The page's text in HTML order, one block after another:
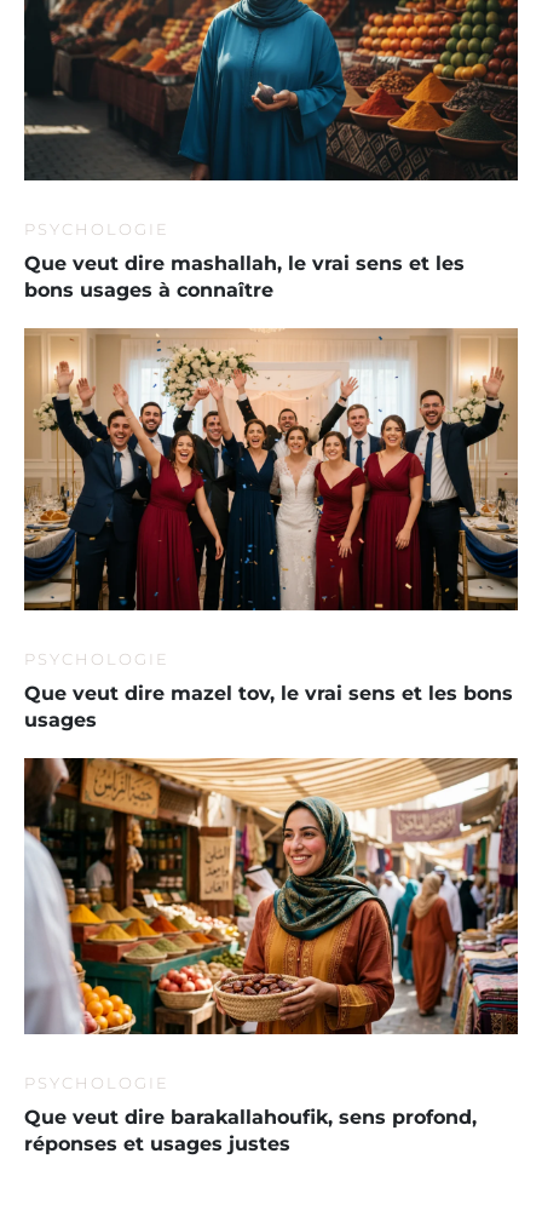
PSYCHOLOGIE
Que veut dire mashallah, le vrai sens et les
bons usages à connaître
PSYCHOLOGIE
Que veut dire mazel tov, le vrai sens et les bons
usages
PSYCHOLOGIE
Que veut dire barakallahoufik, sens profond,
réponses et usages justes